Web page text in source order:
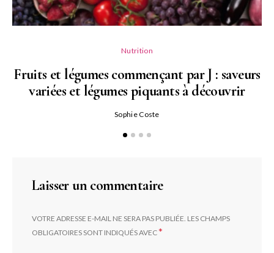
Nutrition
Fruits et légumes commençant par J : saveurs
variées et légumes piquants à découvrir
Sophie Coste
Laisser un commentaire
VOTRE ADRESSE E-MAIL NE SERA PAS PUBLIÉE. LES CHAMPS
OBLIGATOIRES SONT INDIQUÉS AVEC*